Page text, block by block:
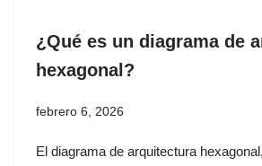
¿Qué es un diagrama de
hexagonal?
febrero 6, 2026
El diagrama de arquitectura